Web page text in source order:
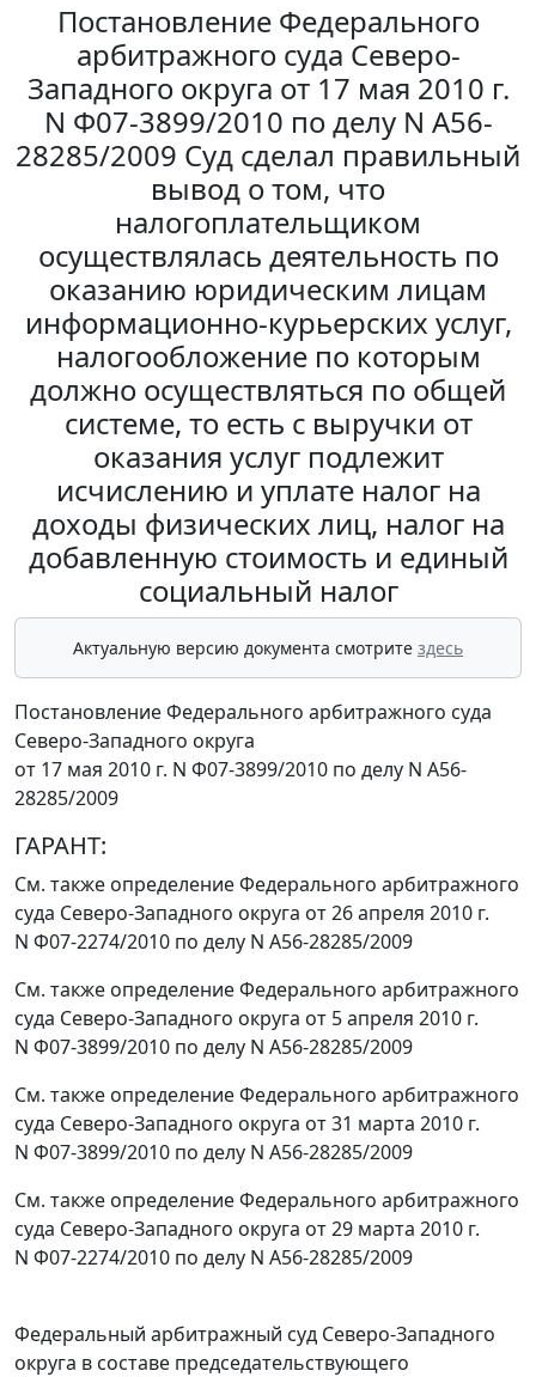
Постановление Федерального
арбитражного суда Северо-
Западного округа от 17 мая 2010 г.
N Ф07-3899/2010 по делу N А56-
28285/2009 Суд сделал правильный
вывод о том, что
налогоплательщиком
осуществлялась деятельность по
оказанию юридическим лицам
информационно-курьерских услуг,
налогообложение по которым
должно осуществляться по общей
системе, то есть с выручки от
оказания услуг подлежит
исчислению и уплате налог на
доходы физических лиц, налог на
добавленную стоимость и единый
социальный налог
Актуальную версию документа смотрите здесь
Постановление Федерального арбитражного суда
Северо-Западного округа
от 17 мая 2010 г. N Ф07-3899/2010 по делу N А56-
28285/2009
ГАРАНТ:
См. также определениеФедерального арбитражного
суда Северо-Западного округа от 26 апреля 2010 г.
N Ф07-2274/2010 по делу N А56-28285/2009
См. также определениеФедерального арбитражного
суда Северо-Западного округа от 5 апреля 2010 г.
N Ф07-3899/2010 по делу N А56-28285/2009
См. также определениеФедерального арбитражного
суда Северо-Западного округа от 31 марта 2010 г.
N Ф07-3899/2010 по делу N А56-28285/2009
См. также определениеФедерального арбитражного
суда Северо-Западного округа от 29 марта 2010 г.
N Ф07-2274/2010 по делу N А56-28285/2009
Федеральный арбитражный суд Северо-Западного
округа в составе председательствующего